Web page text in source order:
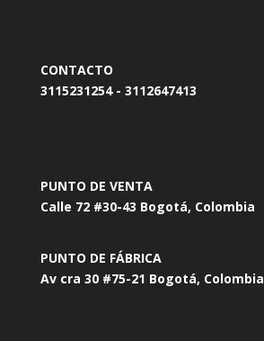
CONTACTO
3115231254 - 3112647413
PUNTO DE VENTA
Calle 72 #30-43 Bogotá, Colombia
PUNTO DE FÁBRICA
Av cra 30 #75-21 Bogotá, Colombia